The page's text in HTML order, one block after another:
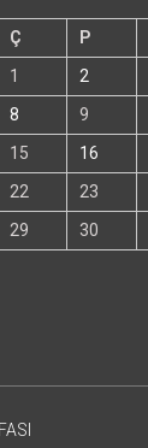
Ç P
1
2
8 9
15 16
22 23
29 30